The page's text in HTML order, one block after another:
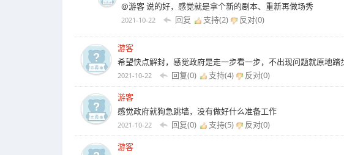
@游客 说的好，感觉就是拿个新的剧本、重新再做场秀
2021-10-22 回复 支持(2) 反对(0)
游客
希望快点解封，感觉政府是走一步看一步，不出现问题就原地踏
2021-10-22 回复(0) 支持(4) 反对(0)
游客
感觉政府就狗急跳墙，没有做好什么准备工作
2021-10-22 回复(0) 支持(5) 反对(0)
游客